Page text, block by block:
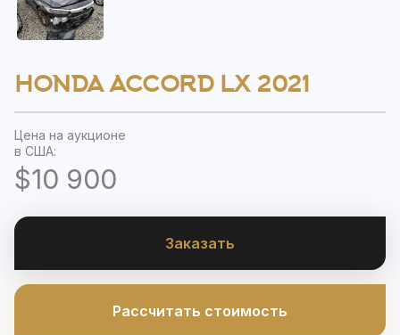
HONDA ACCORD LX 2021
Цена на аукционе
в США:
$10 900
Заказать
Рассчитать стоимость